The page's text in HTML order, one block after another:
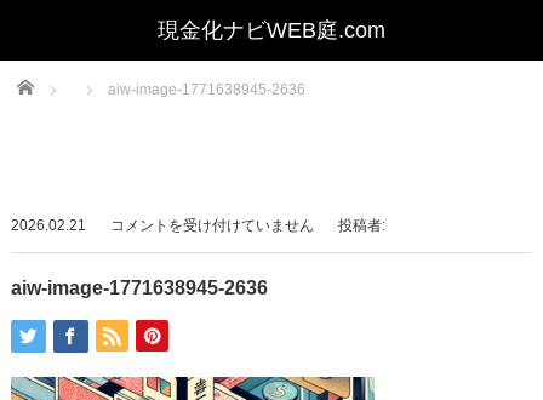
Home aiw-image-1771638945-2636
2026.02.21
aiw-
image-
1771638945-
は
コメントを受け付けていません 投稿者:
aiw-image-1771638945-2636